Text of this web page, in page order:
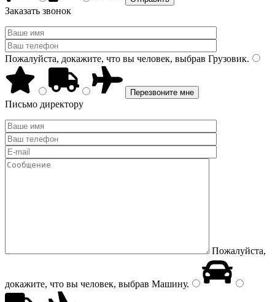
Заказать звонок
Пожалуйста, докажите, что вы человек, выбрав Грузовик.
Письмо директору
Пожалуйста,
докажите, что вы человек, выбрав Машину.